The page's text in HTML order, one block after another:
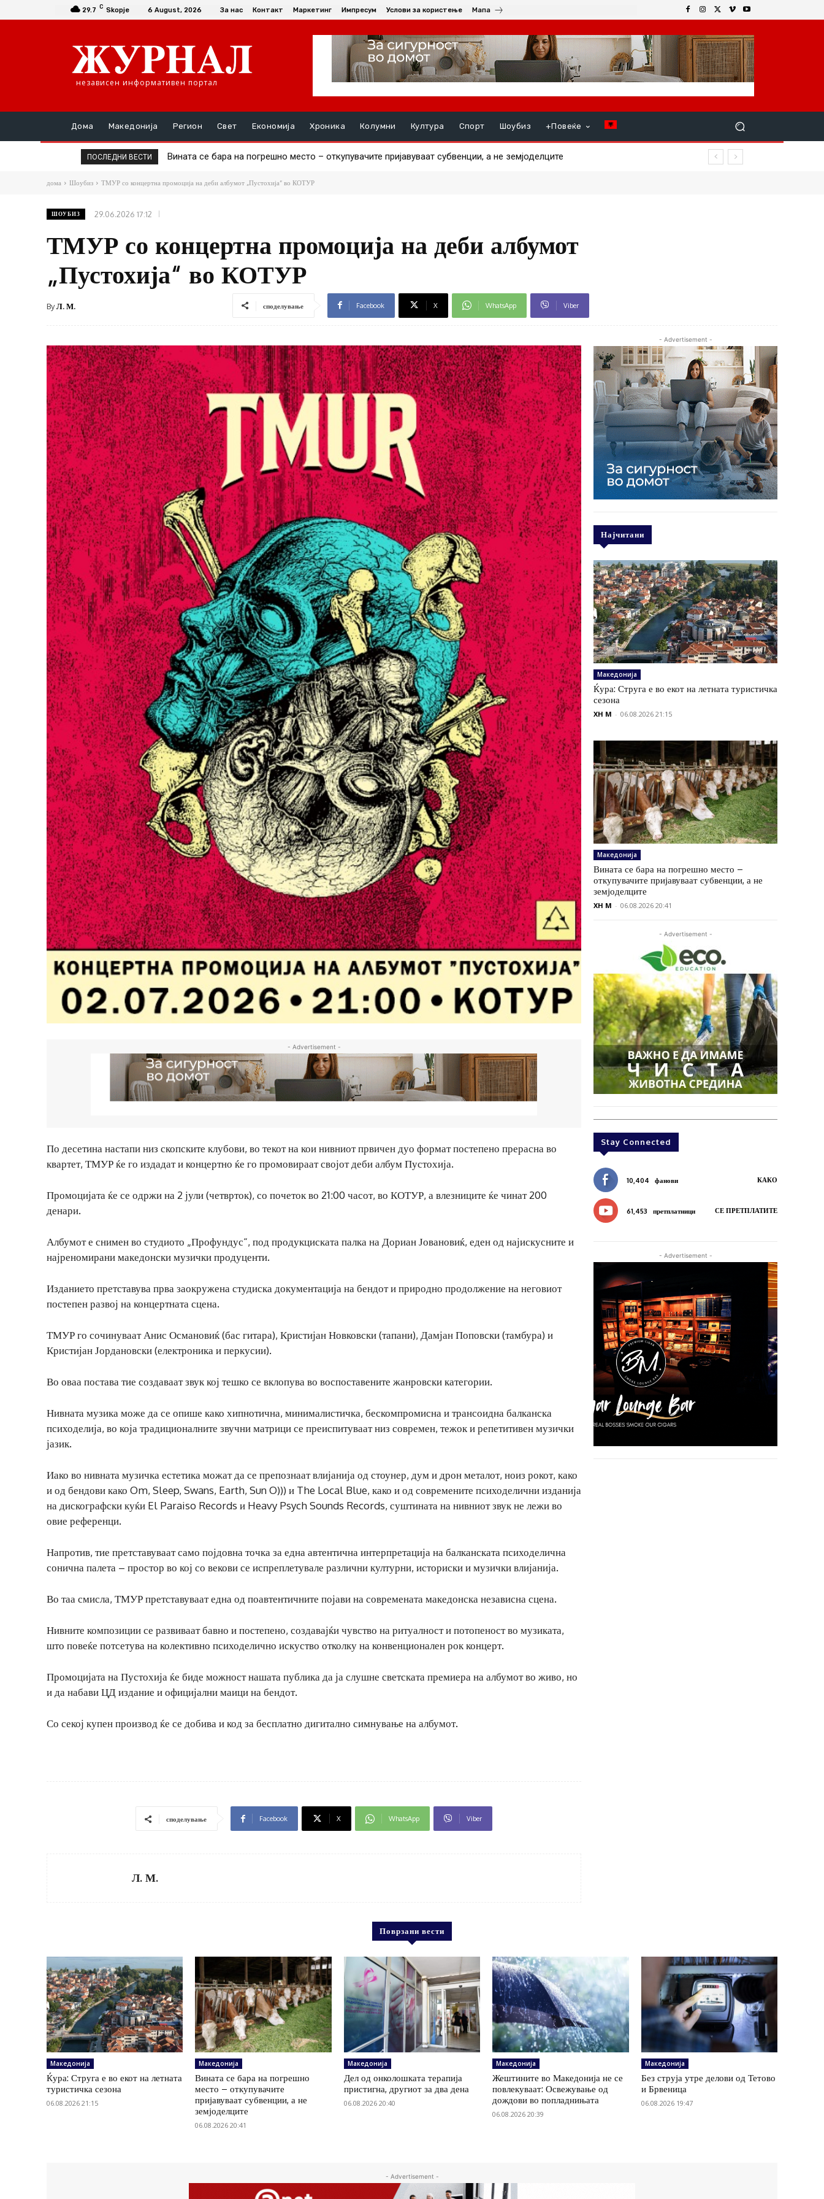
29.7 C Skopje 6 August, 2026 За нас Контакт Маркетинг Импресум Услови за користење Мапа
независен информативен портал
Дома Македонија Регион Свет Економија Хроника Колумни Култура Спорт Шоубиз +Повеќе
ПОСЛЕДНИ ВЕСТИ Дел од онколошката терапија пристигна, другиот за два дена
дома Шоубиз ТМУР со концертна промоција на деби албумот „Пустохија“ во КОТУР
ШОУБИЗ 29.06.2026 17:12
ТМУР со концертна промоција на деби албумот
„Пустохија“ во КОТУР
ByЛ. М. споделување Facebook X WhatsApp Viber
- Advertisement -
По десетина настапи низ скопските клубови, во текот на кои нивниот првичен дуо формат постепено прерасна во
квартет, ТМУР ќе го издадат и концертно ќе го промовираат својот деби албум Пустохија.
Промоцијата ќе се одржи на 2 јули (четврток), со почеток во 21:00 часот, во КОТУР, а влезниците ќе чинат 200
денари.
Албумот е снимен во студиото „Профундус“, под продукциската палка на Дориан Јовановиќ, еден од најискусните и
најреномирани македонски музички продуценти.
Изданието претставува прва заокружена студиска документација на бендот и природно продолжение на неговиот
постепен развој на концертната сцена.
ТМУР го сочинуваат Анис Османовиќ (бас гитара), Кристијан Новковски (тапани), Дамјан Поповски (тамбура) и
Кристијан Јордановски (електроника и перкусии).
Во оваа постава тие создаваат звук кој тешко се вклопува во воспоставените жанровски категории.
Нивната музика може да се опише како хипнотична, минималистичка, бескомпромисна и трансоидна балканска
психоделија, во која традиционалните звучни матрици се преиспитуваат низ современ, тежок и репетитивен музички
јазик.
Иако во нивната музичка естетика можат да се препознаат влијанија од стоунер, дум и дрон металот, ноиз рокот, како
и од бендови како Om, Sleep, Swans, Earth, Sun O))) и The Local Blue, како и од современите психоделични изданија
на дискографски куќи El Paraiso Records и Heavy Psych Sounds Records, суштината на нивниот звук не лежи во
овие референци.
Напротив, тие претставуваат само појдовна точка за една автентична интерпретација на балканската психоделична
сонична палета – простор во кој со векови се испреплетувале различни културни, историски и музички влијанија.
Во таа смисла, ТМУР претставуваат една од поавтентичните појави на современата македонска независна сцена.
Нивните композиции се развиваат бавно и постепено, создавајќи чувство на ритуалност и потопеност во музиката,
што повеќе потсетува на колективно психоделично искуство отколку на конвенционален рок концерт.
Промоцијата на Пустохија ќе биде можност нашата публика да ја слушне светската премиера на албумот во живо, но
и да набави ЦД издание и официјални маици на бендот.
Со секој купен производ ќе се добива и код за бесплатно дигитално симнување на албумот.
споделување Facebook X WhatsApp Viber
Л. М.
- Advertisement -
Најчитани
Македонија
Ќура: Струга е во екот на летната туристичка
сезона
XH M - 06.08.2026 21:15
Македонија
Вината се бара на погрешно место –
откупувачите пријавуваат субвенции, а не
земјоделците
XH M - 06.08.2026 20:41
- Advertisement -
Stay Connected
10,404 фанови КАКО
61,453 претплатници СЕ ПРЕТПЛАТИТЕ
- Advertisement -
Поврзани вести
Македонија
Ќура: Струга е во екот на летната
туристичка сезона
06.08.2026 21:15
Македонија
Вината се бара на погрешно
место – откупувачите
пријавуваат субвенции, а не
земјоделците
06.08.2026 20:41
Македонија
Дел од онколошката терапија
пристигна, другиот за два дена
06.08.2026 20:40
Македонија
Жештините во Македонија не се
повлекуваат: Освежување од
дождови во попладнињата
06.08.2026 20:39
Македонија
Без струја утре делови од Тетово
и Брвеница
06.08.2026 19:47
- Advertisement -